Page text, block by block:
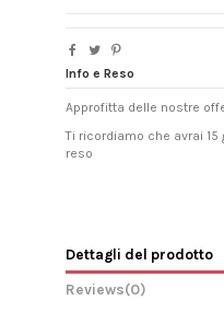
Info e Reso
Approfitta delle nostre
Ti ricordiamo che avrai
reso
Dettagli del prodotto
Reviews(0)